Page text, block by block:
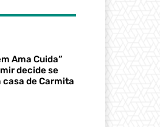
Ama Cuida”
decide se
casa de Carmita